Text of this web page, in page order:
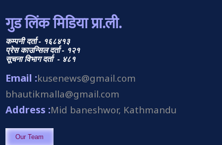
गुड लिंक मिडिया प्रा.ली.
कम्पनी दर्ता - १६८४१३
प्रेस काउन्सिल दर्ता - १२१
सूचना विभाग दर्ता - ४८१
Email :kusenews@gmail.com
bhautikmalla@gmail.com
Address :Mid baneshwor, Kathmandu
Our Team